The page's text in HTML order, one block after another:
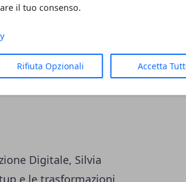
il tuo consenso.
Rifiuta Opzionali Accetta
locali, gli eventi
contagioso. Ex
sport nella vita di tutti i
e delle realtà
Digitale, Silvia
e le trasformazioni